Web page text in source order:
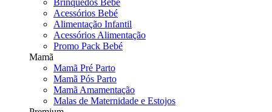
Brinquedos Bebé
Acessórios Bebé
Alimentação Infantil
Acessórios Alimentação
Promo Pack Bebé
Mamã
Mamã Pré Parto
Mamã Pós Parto
Mamã Amamentação
Malas de Maternidade e Estojos